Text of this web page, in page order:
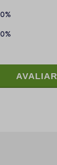
0%
0%
AVALIAR